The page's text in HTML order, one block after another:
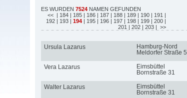
ES WURDEN 7524 NAMEN GEFUNDEN
<< | 184 | 185 | 186 | 187 | 188 | 189 | 190 | 191 |
192 | 193 | 194 | 195 | 196 | 197 | 198 | 199 | 200 |
201 | 202 | 203 | >>
Ursula Lazarus
Hamburg-Nord
Meldorfer Straße 5
Vera Lazarus
Eimsbüttel
Bornstraße 31
Walter Lazarus
Eimsbüttel
Bornstraße 31